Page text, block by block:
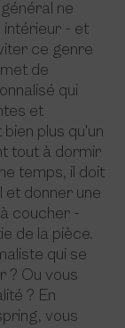
ne
- et
ce genre
de
qui
et
plus qu'un
tout à dormir
temps, il doit
donner une
coucher -
de la pièce.
qui se
? Ou vous
? En
vous